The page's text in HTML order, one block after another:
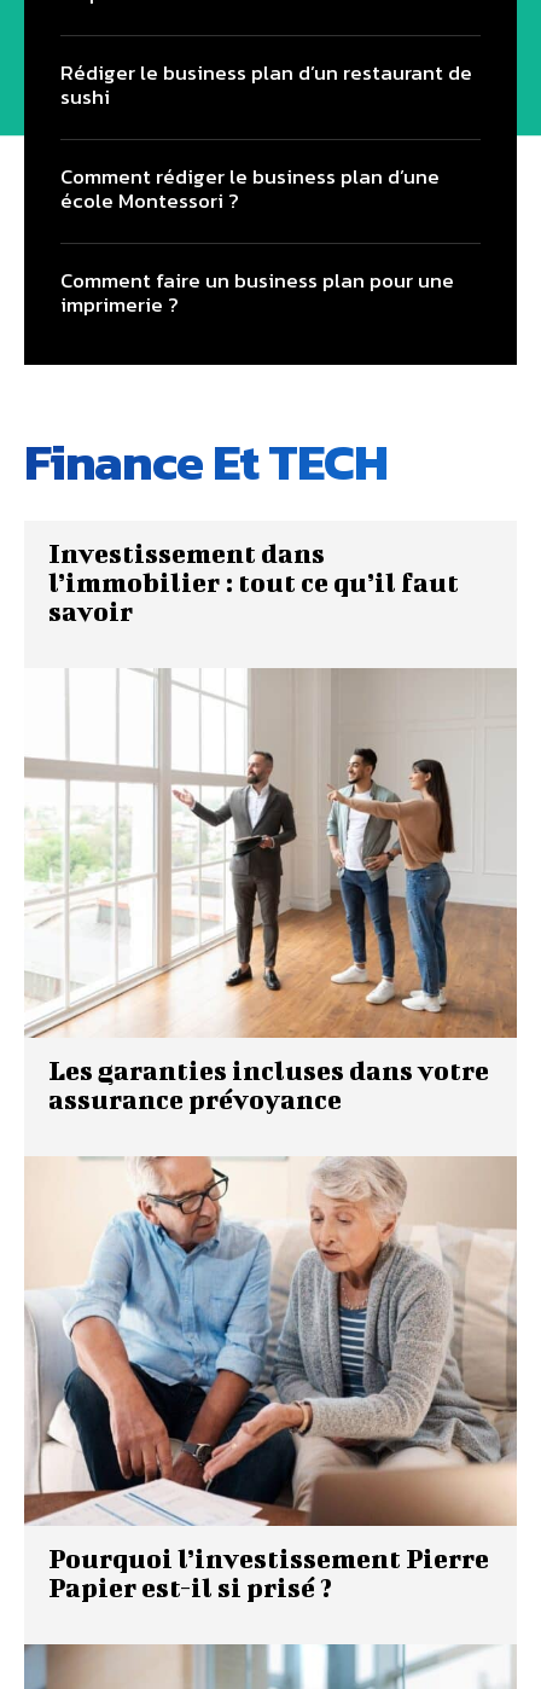
Rédiger le business plan d’un restaurant de
sushi
Comment rédiger le business plan d’une
école Montessori ?
Comment faire un business plan pour une
imprimerie ?
Finance Et TECH
Investissement dans
l’immobilier : tout ce qu’il faut
savoir
Les garanties incluses dans votre
assurance prévoyance
Pourquoi l’investissement Pierre
Papier est-il si prisé ?